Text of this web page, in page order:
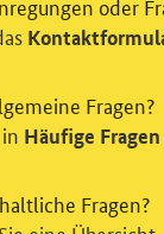
oder
Fragen?
Häufige Fragen
Fragen?